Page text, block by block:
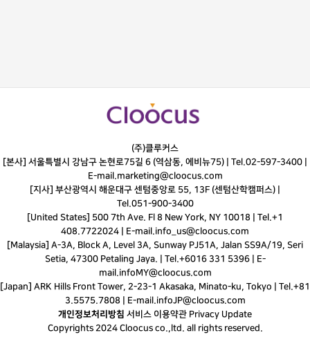
(주)클루커스
[본사] 서울특별시 강남구 논현로75길 6 (역삼동, 에비뉴75) | Tel.02-597-3400
E-mail.marketing@cloocus.com
[지사] 부산광역시 해운대구 센텀중앙로 55, 13F (센텀산학캠퍼스) |
Tel.051-900-3400
[United States] 500 7th Ave. Fl 8 New York, NY 10018 | Tel.+1
408.7722024 | E-mail.info_us@cloocus.com
[Malaysia] A-3A, Block A, Level 3A, Sunway PJ51A, Jalan SS9A/19, Seri
Setia, 47300 Petaling Jaya. | Tel.+6016 331 5396 | E-
mail.infoMY@cloocus.com
[Japan] ARK Hills Front Tower, 2-23-1 Akasaka, Minato-ku, Tokyo | Tel.+81
3.5575.7808 | E-mail.infoJP@cloocus.com
개인정보처리방침 서비스 이용약관 Privacy Update
Copyrights 2024 Cloocus co.,ltd. all rights reserved.